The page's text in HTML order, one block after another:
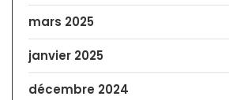
mars 2025
janvier 2025
décembre 2024